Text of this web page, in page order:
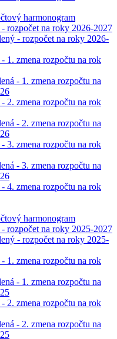
harmonogram
rozpočet na roky 2026-2027
- rozpočet na roky 2026-
1. zmena rozpočtu na rok
- 1. zmena rozpočtu na
2. zmena rozpočtu na rok
- 2. zmena rozpočtu na
3. zmena rozpočtu na rok
- 3. zmena rozpočtu na
4. zmena rozpočtu na rok
harmonogram
rozpočet na roky 2025-2027
- rozpočet na roky 2025-
1. zmena rozpočtu na rok
- 1. zmena rozpočtu na
2. zmena rozpočtu na rok
- 2. zmena rozpočtu na